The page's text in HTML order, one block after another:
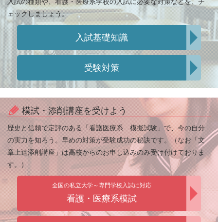
入試の種類や、看護・医療系学校の入試に必要な対策などを、チ
ェックしましょう。
入試基礎知識
受験対策
模試・添削講座を受けよう
歴史と信頼で定評のある「看護医療系 模擬試験」で、今の自分
の実力を知ろう。早めの対策が受験成功の秘訣です。（なお「文
章上達添削講座」は高校からのお申し込みのみ受け付けておりま
す。）
全国の私立大学～専門学校入試に対応
看護・医療系模試